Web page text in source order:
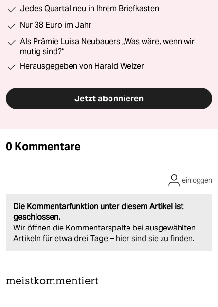
Jedes Quartal neu in Ihrem Briefkasten
Nur 38 Euro im Jahr
Als Prämie Luisa Neubauers „Was wäre, wenn wir
mutig sind?“
Herausgegeben von Harald Welzer
Jetzt abonnieren
0 Kommentare
Die Kommentarfunktion unter diesem Artikel ist
geschlossen.
Wir öffnen die Kommentarspalte bei ausgewählten
Artikeln für etwa drei Tage – hier sind sie zu finden.
einloggen
meistkommentiert